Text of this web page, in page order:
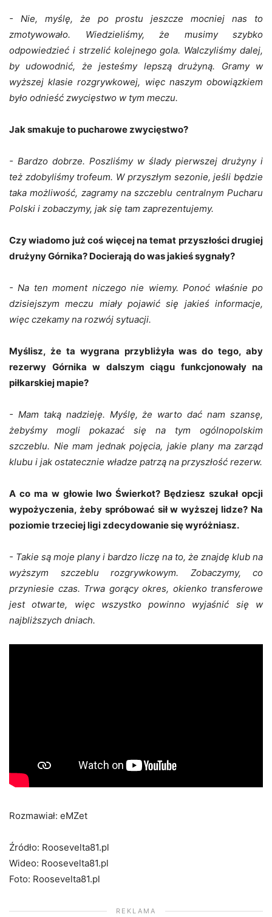
- Nie, myślę, że po prostu jeszcze mocniej nas to
zmotywowało. Wiedzieliśmy, że musimy szybko
odpowiedzieć i strzelić kolejnego gola. Walczyliśmy dalej,
by udowodnić, że jesteśmy lepszą drużyną. Gramy w
wyższej klasie rozgrywkowej, więc naszym obowiązkiem
było odnieść zwycięstwo w tym meczu.
Jak smakuje to pucharowe zwycięstwo?
- Bardzo dobrze. Poszliśmy w ślady pierwszej drużyny i
też zdobyliśmy trofeum. W przyszłym sezonie, jeśli będzie
taka możliwość, zagramy na szczeblu centralnym Pucharu
Polski i zobaczymy, jak się tam zaprezentujemy.
Czy wiadomo już coś więcej na temat przyszłości drugiej
drużyny Górnika? Docierają do was jakieś sygnały?
- Na ten moment niczego nie wiemy. Ponoć właśnie po
dzisiejszym meczu miały pojawić się jakieś informacje,
więc czekamy na rozwój sytuacji.
Myślisz, że ta wygrana przybliżyła was do tego, aby
rezerwy Górnika w dalszym ciągu funkcjonowały na
piłkarskiej mapie?
- Mam taką nadzieję. Myślę, że warto dać nam szansę,
żebyśmy mogli pokazać się na tym ogólnopolskim
szczeblu. Nie mam jednak pojęcia, jakie plany ma zarząd
klubu i jak ostatecznie władze patrzą na przyszłość rezerw.
A co ma w głowie Iwo Świerkot? Będziesz szukał opcji
wypożyczenia, żeby spróbować sił w wyższej lidze? Na
poziomie trzeciej ligi zdecydowanie się wyróżniasz.
- Takie są moje plany i bardzo liczę na to, że znajdę klub na
wyższym szczeblu rozgrywkowym. Zobaczymy, co
przyniesie czas. Trwa gorący okres, okienko transferowe
jest otwarte, więc wszystko powinno wyjaśnić się w
najbliższych dniach.
Rozmawiał: eMZet
Źródło: Roosevelta81.pl
Wideo: Roosevelta81.pl
Foto: Roosevelta81.pl
REKLAMA